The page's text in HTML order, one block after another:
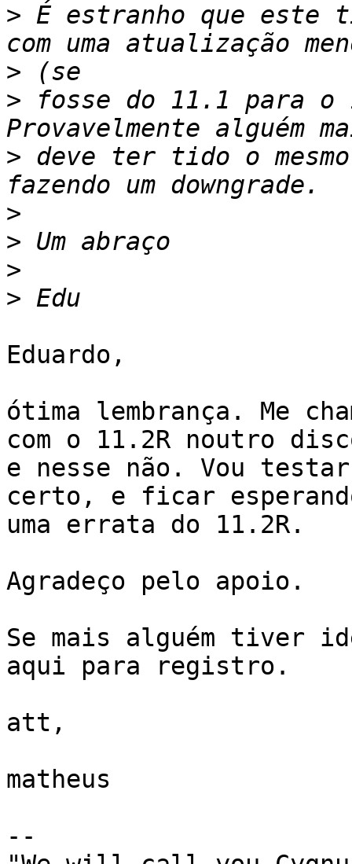
> É estranho que este
>
> fosse do 11.1 para
> deve ter tido o
>
>
>
>
Eduardo,
ótima lembrança. Me
com o 11.2R noutro
e nesse não. Vou
certo, e ficar
uma errata do 11.2R.
Agradeço pelo apoio.
Se mais alguém tiver
aqui para registro.
att,
matheus
--